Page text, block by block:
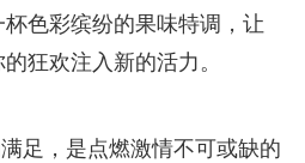
色彩缤纷的果味特调，让
狂欢注入新的活力。
足，是点燃激情不可或缺的